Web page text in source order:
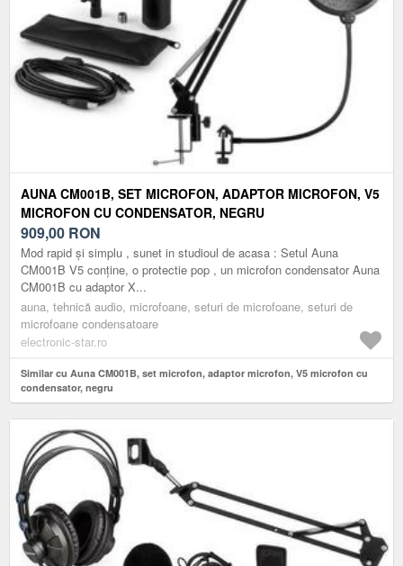
AUNA CM001B, SET MICROFON, ADAPTOR MICROFON, V5
MICROFON CU CONDENSATOR, NEGRU
909,00 RON
Mod rapid și simplu , sunet in studioul de acasa : Setul Auna
CM001B V5 conține, o protectie pop , un microfon condensator Auna
CM001B cu adaptor X...
auna, tehnică audio, microfoane, seturi de microfoane, seturi de
microfoane condensatoare
electronic-star.ro
Similar cu Auna CM001B, set microfon, adaptor microfon, V5 microfon cu
condensator, negru